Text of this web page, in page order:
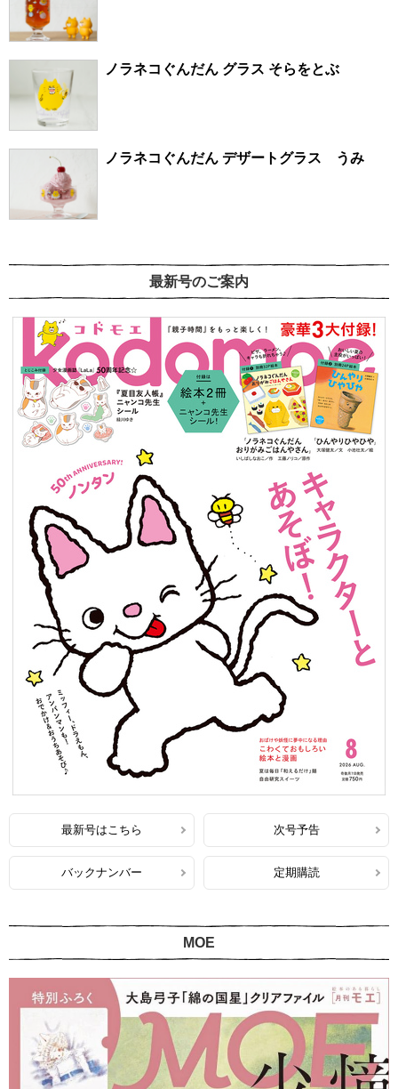
ノラネコぐんだん グラス そらをとぶ
ノラネコぐんだん デザートグラス うみ
最新号のご案内
最新号はこちら 次号予告
バックナンバー 定期購読
MOE